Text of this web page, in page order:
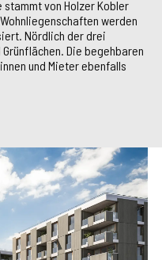
von Holzer Kobler
werden
Nördlich der drei
Die begehbaren
und Mieter ebenfalls